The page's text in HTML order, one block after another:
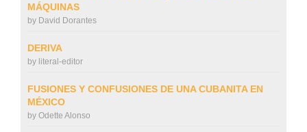
MÁQUINAS
by David Dorantes
DERIVA
by literal-editor
FUSIONES Y CONFUSIONES DE UNA CUBANITA EN
MÉXICO
by Odette Alonso